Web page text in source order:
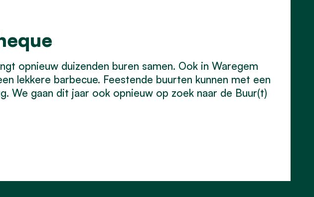
opnieuw duizenden buren samen. Ook in Waregem
lekkere barbecue. Feestende buurten kunnen met een
We gaan dit jaar ook opnieuw op zoek naar de Buur(t)